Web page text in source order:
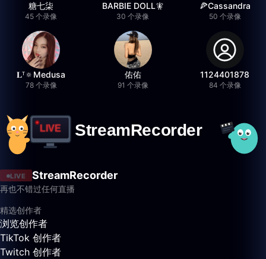
糖七柒
45 个录像
BARBIE DOLL🧚
30 个录像
🍕Cassandra
50 个录像
𝐋ᵀ🔅Medusa
78 个录像
佑佑
91 个录像
1124401878
84 个录像
LIVE StreamRecorder
再也不错过任何直播
精选创作者
浏览创作者
TikTok 创作者
Twitch 创作者